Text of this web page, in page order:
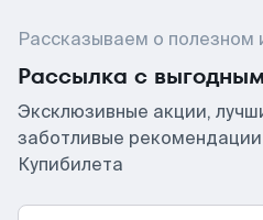
Рассказываем о полезном
Рассылка с
Эксклюзивные акции,
заботливые рекомендации
Купибилета